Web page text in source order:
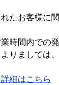
たお客様に
時間内での
りましては
細はこちら